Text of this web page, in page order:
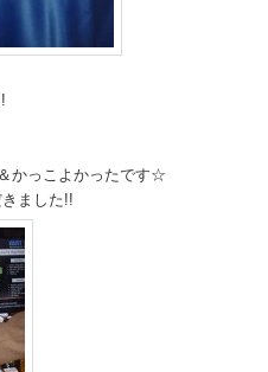
かっこよかったです☆
ました!!